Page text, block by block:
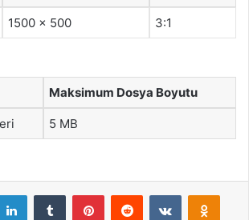
1500 x 500 3:1
Maksimum Dosya Boyutu
5 MB
LinkedInTumblr PinterestReddit VKontakte